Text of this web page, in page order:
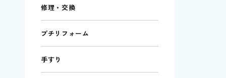
修理・交換
プチリフォーム
手すり